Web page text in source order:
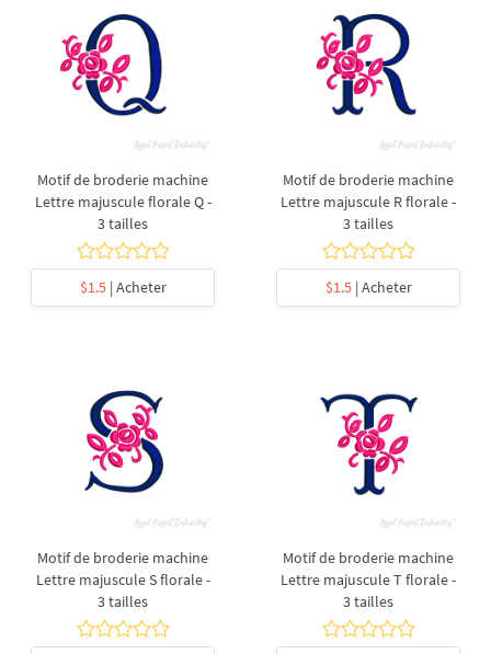
Motif de broderie machine
Lettre majuscule florale Q -
3 tailles
$1.5| Acheter
Motif de broderie machine
Lettre majuscule R florale -
3 tailles
$1.5| Acheter
Motif de broderie machine
Lettre majuscule S florale -
3 tailles
Motif de broderie machine
Lettre majuscule T florale -
3 tailles